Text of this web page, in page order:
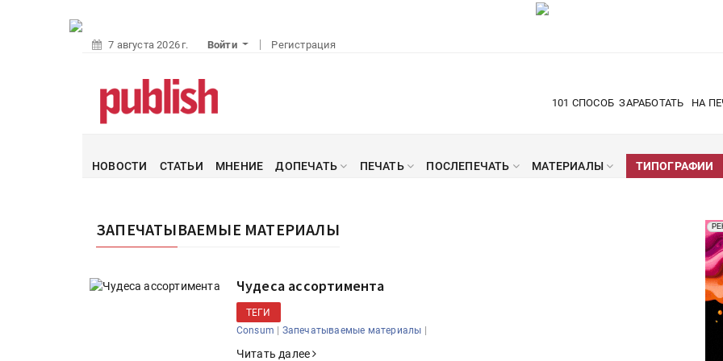
7 августа 2026 г. Войти Регистрация
101 СПОСОБ ЗАРАБОТАТЬ НА
НОВОСТИ СТАТЬИ МНЕНИЕ ДОПЕЧАТЬ ПЕЧАТЬ ПОСЛЕПЕЧАТЬ МАТЕРИАЛЫ ТИПОГРАФИИ
ЗАПЕЧАТЫВАЕМЫЕ МАТЕРИАЛЫ
Чудеса ассортимента
ТЕГИ
Consum | Запечатываемые материалы |
Читать далее